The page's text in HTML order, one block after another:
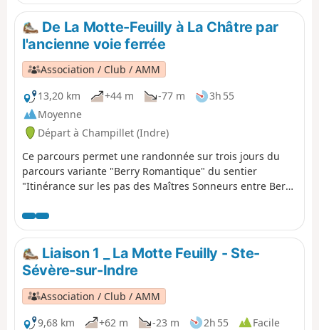
De La Motte-Feuilly à La Châtre par
l'ancienne voie ferrée
Association / Club / AMM
13,20 km
+44 m -77 m
3h 55
Moyenne
Départ à Champillet (Indre)
Ce parcours permet une randonnée sur trois jours du
parcours variante "Berry Romantique" du sentier
"Itinérance sur les pas des Maîtres Sonneurs entre Berry
- La Motte Feuilly - La Châtre
Liaison 1 _ La Motte Feuilly - Ste-
Sévère-sur-Indre
Association / Club / AMM
9,68 km
+62 m -23 m 2h 55
Facile